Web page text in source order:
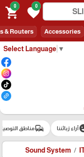
Select Language ▼
0
favorite
0
shopping_cart
& Routers Accessories
آراء زبائننا commuteمناطق